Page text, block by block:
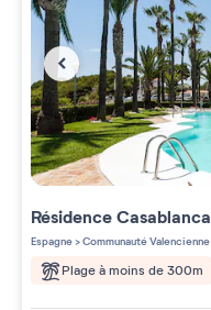
RésidenceCasablanca
Espagne>Communauté Valencienne
Plage à moins de 300m